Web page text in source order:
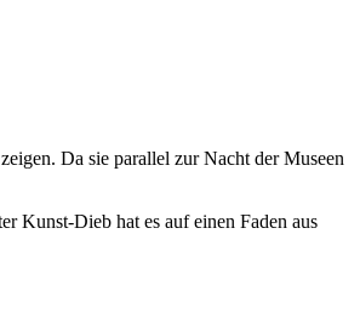
Da sie parallel zur Nacht der Museen
Kunst-Dieb hat es auf einen Faden aus